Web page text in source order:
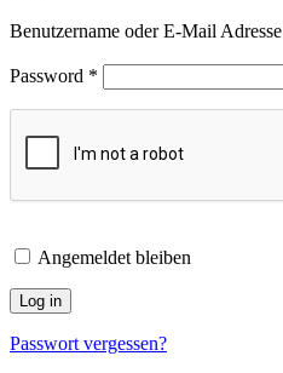
Benutzername oder E-Mail Adresse
Password *
Angemeldet bleiben
Log in
Passwort vergessen?